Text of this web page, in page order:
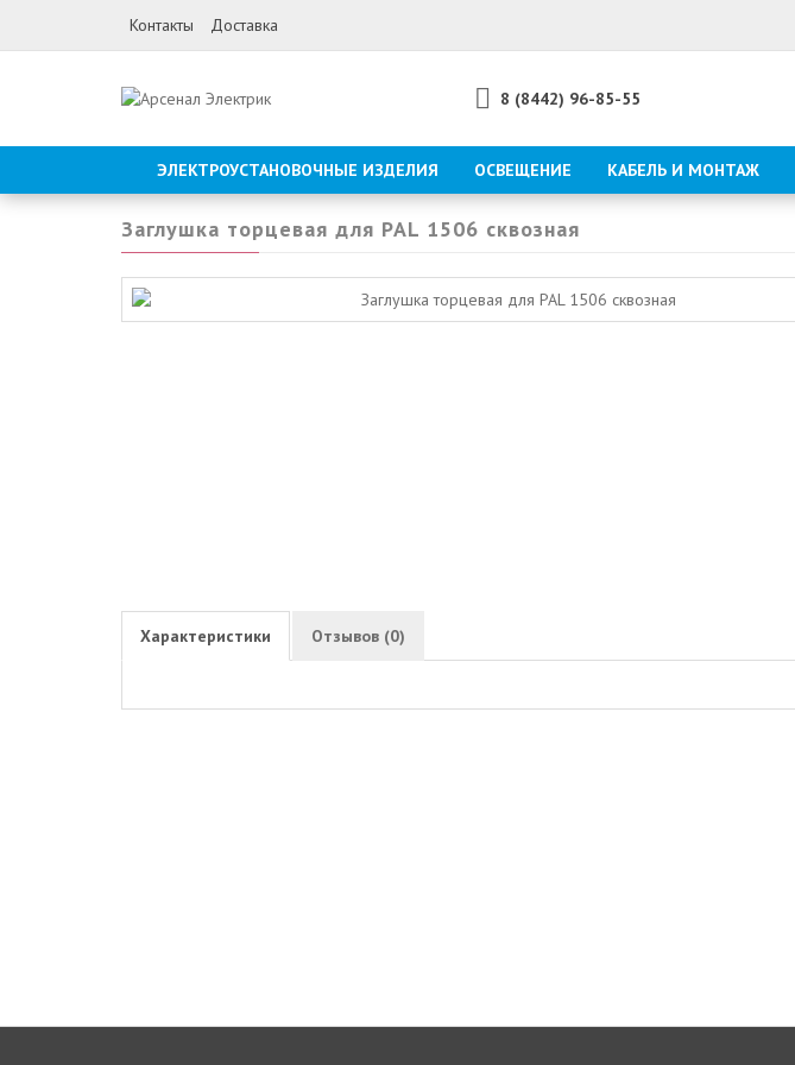
Контакты Доставка
8 (8442) 96-85-55
ЭЛЕКТРОУСТАНОВОЧНЫЕ ИЗДЕЛИЯ ОСВЕЩЕНИЕ КАБЕЛЬ И МОНТАЖ
Заглушка торцевая для PAL 1506 сквозная
Характеристики Отзывов (0)